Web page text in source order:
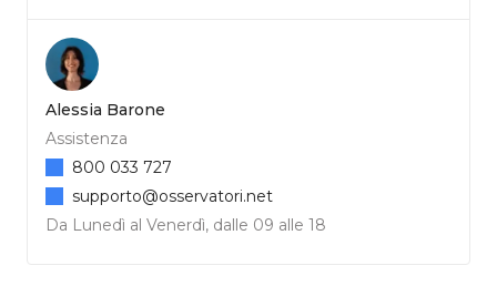
Alessia Barone
Assistenza
Da Lunedì al Venerdì, dalle 09 alle 18
800 033 727
supporto@osservatori.net